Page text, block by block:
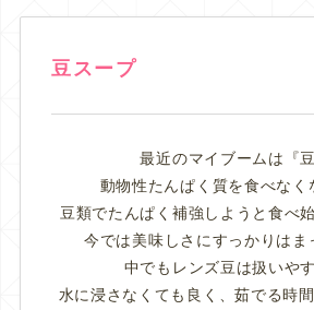
豆スープ
最近のマイブームは『豆
動物性たんぱく質を食べなく
豆類でたんぱく補強しようと食べ
今では美味しさにすっかりはま
中でもレンズ豆は扱いやす
水に浸さなくても良く、茹でる時